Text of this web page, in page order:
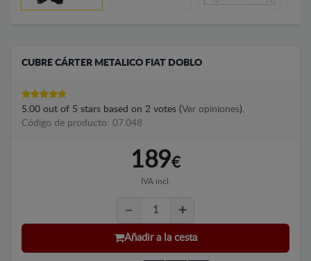
CUBRE CÁRTER METALICO FIAT DOBLO
5.00 out of 5 stars based on 2 votes (Ver opiniones).
Código de producto: 07.048
189€
IVA incl.
Añadir a la cesta